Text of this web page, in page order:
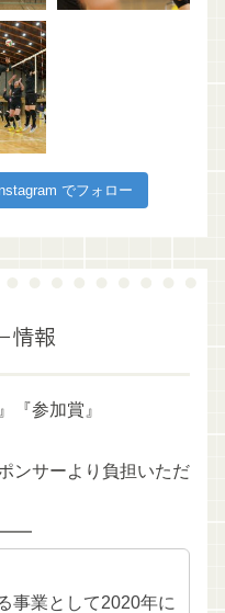
Instagram でフォロー
情報
『参加賞』
ンサーより負担いただ
事業として2020年に